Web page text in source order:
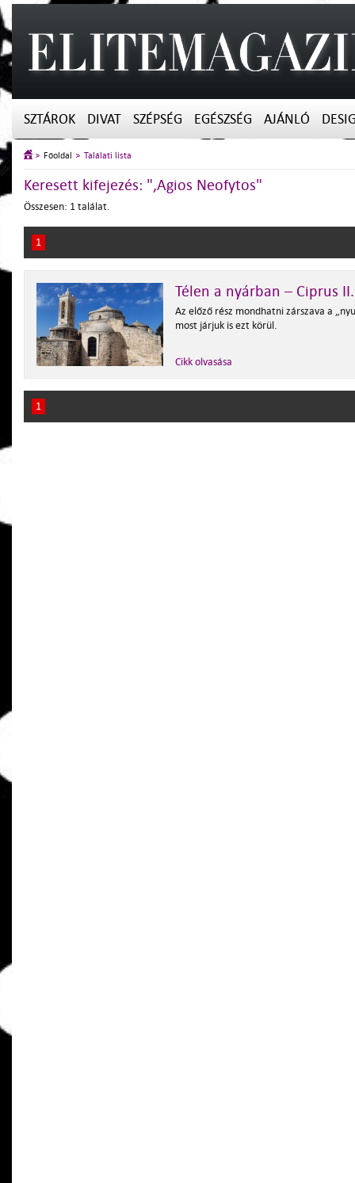
SZTÁROK DIVAT SZÉPSÉG EGÉSZSÉG AJÁNLÓ
Főoldal Találati lista
Keresett kifejezés: ",Agios Neofytos"
Összesen: 1 találat.
1
Télen a nyárban – Ciprus II.
Az előző rész mondhatni zárszava a
most járjuk is ezt körül.
Cikk olvasása
1